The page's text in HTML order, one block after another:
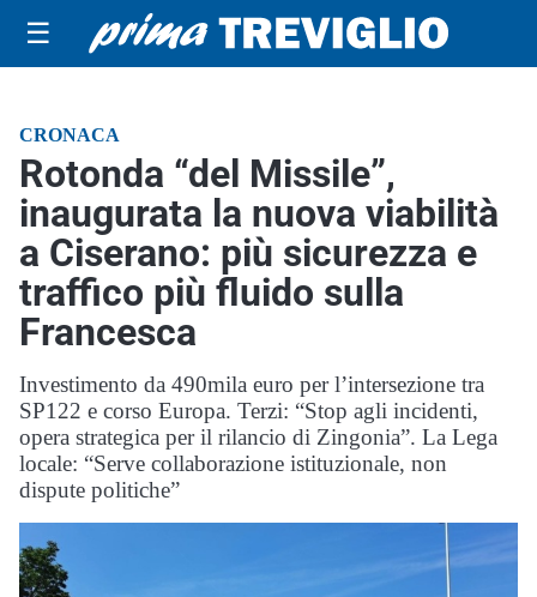
☰
CRONACA
Rotonda “del Missile”,
inaugurata la nuova viabilità
a Ciserano: più sicurezza e
traffico più fluido sulla
Francesca
Investimento da 490mila euro per l’intersezione tra
SP122 e corso Europa. Terzi: “Stop agli incidenti,
opera strategica per il rilancio di Zingonia”. La Lega
locale: “Serve collaborazione istituzionale, non
dispute politiche”